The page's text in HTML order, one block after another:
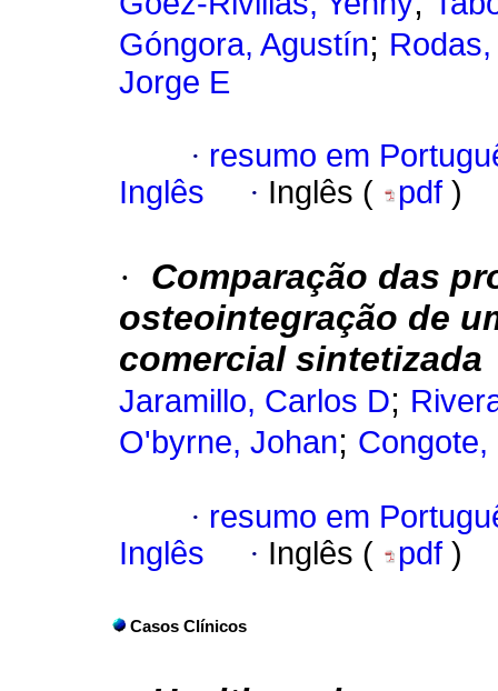
Góngora, Agustín;
Jorge E
· resumo em
Inglês
· Inglês ( pdf )
·
Comparação das
osteointegração de
comercial sintetizada
Jaramillo, Carlos D;
O'byrne, Johan; Congote,
· resumo em
Inglês
· Inglês ( pdf )
Casos Clínicos